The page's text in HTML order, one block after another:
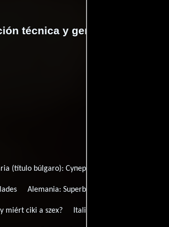
técnica y general
(título búlgaro):Суперяки
Alemania:Superbad
miért ciki a szex? Italia (Título pre-estreno):